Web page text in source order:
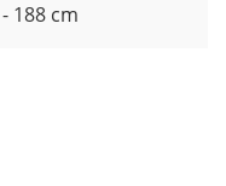
188 cm